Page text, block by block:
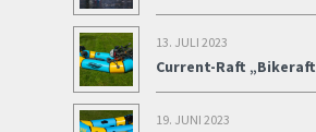
13. JULI 2023
Current-Raft
19. JUNI 2023